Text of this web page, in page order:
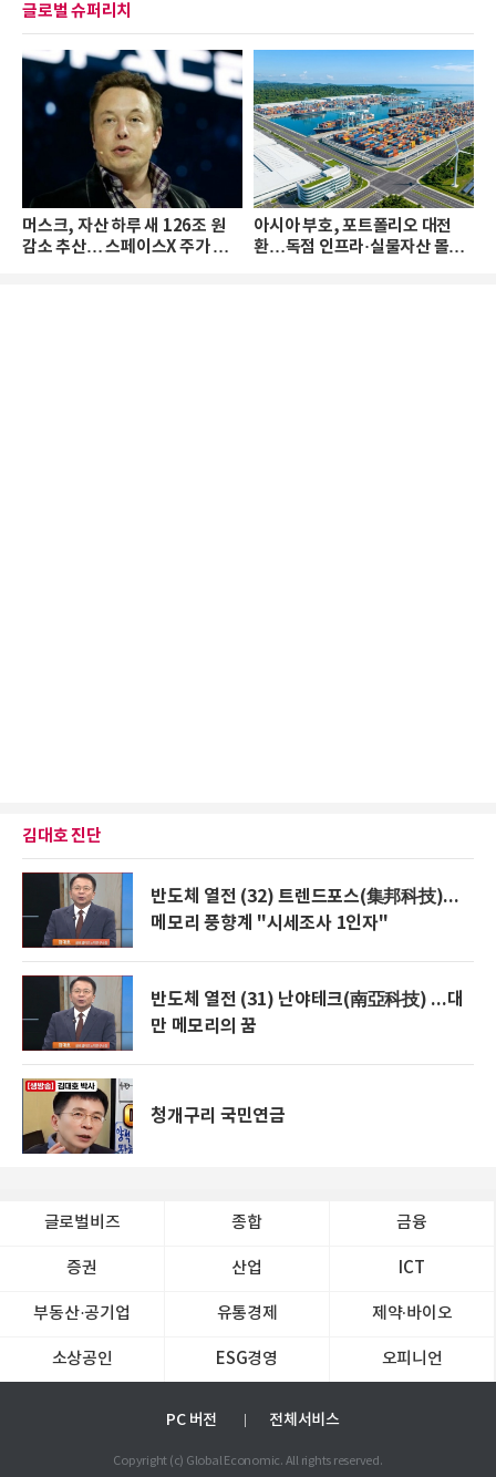
글로벌 슈퍼리치
머스크, 자산 하루 새 126조 원
감소 추산… 스페이스X 주가 하
아시아 부호, 포트폴리오 대전
환…독점 인프라·실물자산 몰린
김대호 진단
반도체 열전 (32) 트렌드포스(集邦科技)...
메모리 풍향계 "시세조사 1인자"
반도체 열전 (31) 난야테크(南亞科技) ...대
만 메모리의 꿈
청개구리 국민연금
글로벌비즈 종합 금융
증권 산업 ICT
부동산·공기업 유통경제 제약∙바이오
소상공인 ESG경영 오피니언
PC 버전 전체서비스
Copyright (c) Global Economic. All rights reserved.